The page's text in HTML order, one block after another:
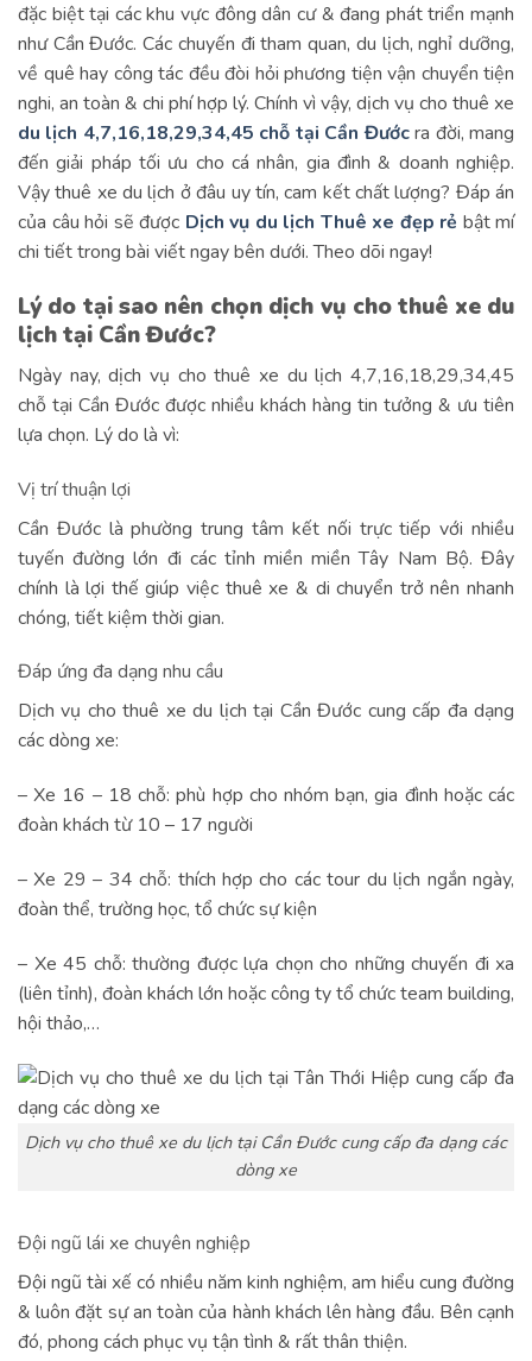
đặc biệt tại các khu vực đông dân cư & đang phát triển mạnh
như Cần Đước. Các chuyến đi tham quan, du lịch, nghỉ dưỡng,
về quê hay công tác đều đòi hỏi phương tiện vận chuyển tiện
nghi, an toàn & chi phí hợp lý. Chính vì vậy, dịch vụ cho thuê xe
du lịch 4,7,16,18,29,34,45 chỗ tại Cần Đướcra đời, mang
đến giải pháp tối ưu cho cá nhân, gia đình & doanh nghiệp.
Vậy thuê xe du lịch ở đâu uy tín, cam kết chất lượng? Đáp án
của câu hỏi sẽ được Dịch vụ du lịch Thuê xe đẹp rẻ bật mí
chi tiết trong bài viết ngay bên dưới. Theo dõi ngay!
Lý do tại sao nên chọn dịch vụ cho thuê xe du
lịch tại Cần Đước?
Ngày nay, dịch vụ cho thuê xe du lịch 4,7,16,18,29,34,45
chỗ tại Cần Đước được nhiều khách hàng tin tưởng & ưu tiên
lựa chọn. Lý do là vì:
Vị trí thuận lợi
Cần Đước là phường trung tâm kết nối trực tiếp với nhiều
tuyến đường lớn đi các tỉnh miền miền Tây Nam Bộ. Đây
chính là lợi thế giúp việc thuê xe & di chuyển trở nên nhanh
chóng, tiết kiệm thời gian.
Đáp ứng đa dạng nhu cầu
Dịch vụ cho thuê xe du lịch tại Cần Đước cung cấp đa dạng
các dòng xe:
– Xe 16 – 18 chỗ: phù hợp cho nhóm bạn, gia đình hoặc các
đoàn khách từ 10 – 17 người
– Xe 29 – 34 chỗ: thích hợp cho các tour du lịch ngắn ngày,
đoàn thể, trường học, tổ chức sự kiện
– Xe 45 chỗ: thường được lựa chọn cho những chuyến đi xa
(liên tỉnh), đoàn khách lớn hoặc công ty tổ chức team building,
hội thảo,…
Dịch vụ cho thuê xe du lịch tại Cần Đước cung cấp đa dạng các
dòng xe
Đội ngũ lái xe chuyên nghiệp
Đội ngũ tài xế có nhiều năm kinh nghiệm, am hiểu cung đường
& luôn đặt sự an toàn của hành khách lên hàng đầu. Bên cạnh
đó, phong cách phục vụ tận tình & rất thân thiện.